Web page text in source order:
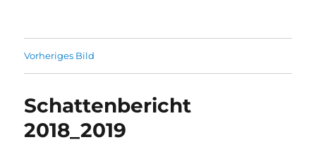
Vorheriges Bild
Schattenbericht
2018_2019